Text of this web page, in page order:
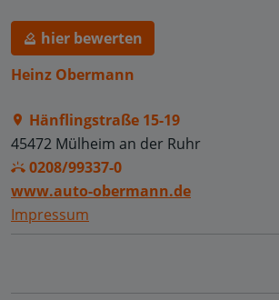
hier bewerten
Heinz Obermann
Hänflingstraße 15-19
45472 Mülheim an der Ruhr
0208/99337-0
www.auto-obermann.de
Impressum